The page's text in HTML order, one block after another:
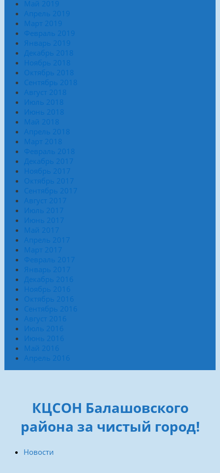
Май 2019
Апрель 2019
Март 2019
Февраль 2019
Январь 2019
Декабрь 2018
Ноябрь 2018
Октябрь 2018
Сентябрь 2018
Август 2018
Июль 2018
Июнь 2018
Май 2018
Апрель 2018
Март 2018
Февраль 2018
Декабрь 2017
Ноябрь 2017
Октябрь 2017
Сентябрь 2017
Август 2017
Июль 2017
Июнь 2017
Май 2017
Апрель 2017
Март 2017
Февраль 2017
Январь 2017
Декабрь 2016
Ноябрь 2016
Октябрь 2016
Сентябрь 2016
Август 2016
Июль 2016
Июнь 2016
Май 2016
Апрель 2016
КЦСОН Балашовского
района за чистый город!
Новости